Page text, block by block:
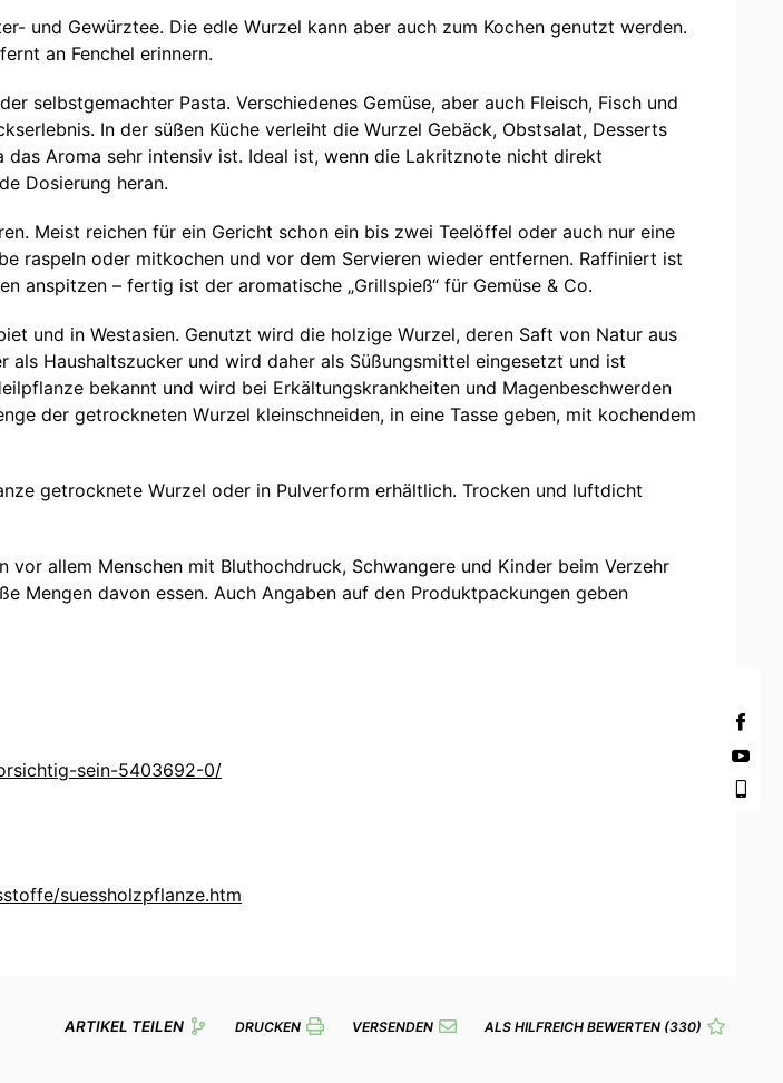
und Gewürztee. Die edle Wurzel kann aber auch zum Kochen genutzt werden.
an Fenchel erinnern.
selbstgemachter Pasta. Verschiedenes Gemüse, aber auch Fleisch, Fisch und
In der süßen Küche verleiht die Wurzel Gebäck, Obstsalat, Desserts
das Aroma sehr intensiv ist. Ideal ist, wenn die Lakritznote nicht direkt
Dosierung heran.
Meist reichen für ein Gericht schon ein bis zwei Teelöffel oder auch nur eine
raspeln oder mitkochen und vor dem Servieren wieder entfernen. Raffiniert ist
anspitzen – fertig ist der aromatische „Grillspieß“ für Gemüse & Co.
und in Westasien. Genutzt wird die holzige Wurzel, deren Saft von Natur aus
Haushaltszucker und wird daher als Süßungsmittel eingesetzt und ist
bekannt und wird bei Erkältungskrankheiten und Magenbeschwerden
der getrockneten Wurzel kleinschneiden, in eine Tasse geben, mit kochendem
getrocknete Wurzel oder in Pulverform erhältlich. Trocken und luftdicht
allem Menschen mit Bluthochdruck, Schwangere und Kinder beim Verzehr
Mengen davon essen. Auch Angaben auf den Produktpackungen geben
sein-5403692-0/
suessholzpflanze.htm
ARTIKEL TEILEN DRUCKEN VERSENDEN ALS HILFREICH BEWERTEN (330)